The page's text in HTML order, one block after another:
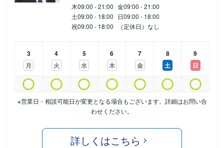
木09:00 - 21:00 金09:00 - 21:00
土09:00 - 18:00 日09:00 - 18:00
祝09:00 - 18:00 （定休日）なし
3
月
4
火
5
水
6
木
7
金
8
土
9
日
※営業日・相談可能日が変更となる場合もございます。詳細はお問い合
わせください。
詳しくはこちら